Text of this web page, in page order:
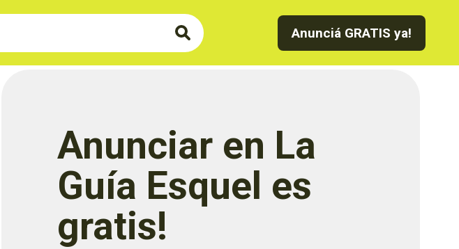
Anunciá GRATIS ya!
Anunciar en La
Guía Esquel es
gratis!